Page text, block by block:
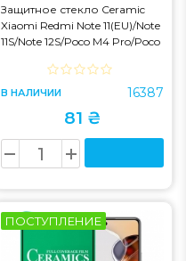
Защитное стекло Ceramic
Xiaomi Redmi Note 11(EU)/Note
11S/Note 12S/Poco M4 Pro/Poco
В НАЛИЧИИ 16387
81 ₴
ПОСТУПЛЕНИЕ